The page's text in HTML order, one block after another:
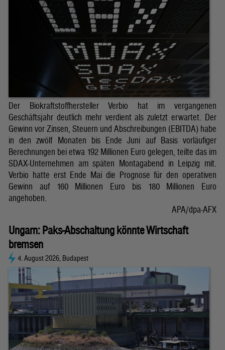
Der Biokraftstoffhersteller Verbio hat im vergangenen
Geschäftsjahr deutlich mehr verdient als zuletzt erwartet. Der
Gewinn vor Zinsen, Steuern und Abschreibungen (EBITDA) habe
in den zwölf Monaten bis Ende Juni auf Basis vorläufiger
Berechnungen bei etwa 192 Millionen Euro gelegen, teilte das im
SDAX-Unternehmen am späten Montagabend in Leipzig mit.
Verbio hatte erst Ende Mai die Prognose für den operativen
Gewinn auf 160 Millionen Euro bis 180 Millionen Euro
angehoben.
APA/dpa-AFX
Ungarn: Paks-Abschaltung könnte Wirtschaft
bremsen
4. August 2026, Budapest